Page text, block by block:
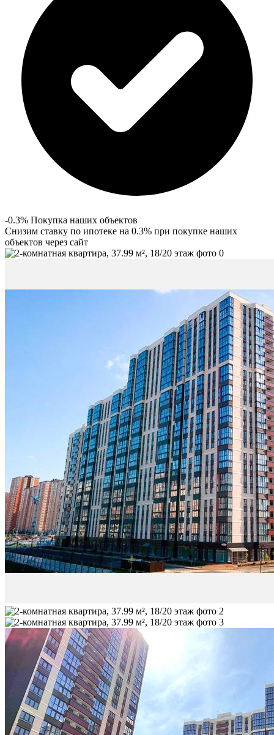
-0.3% Покупка наших объектов
Снизим ставку по ипотеке на 0.3% при покупке наших
объектов через сайт